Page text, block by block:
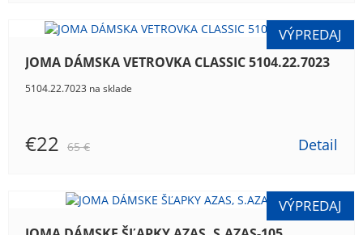
JOMA DÁMSKA VETROVKA CLASSIC 5104.22.7023
5104.22.7023 na sklade
€22 65 € Detail